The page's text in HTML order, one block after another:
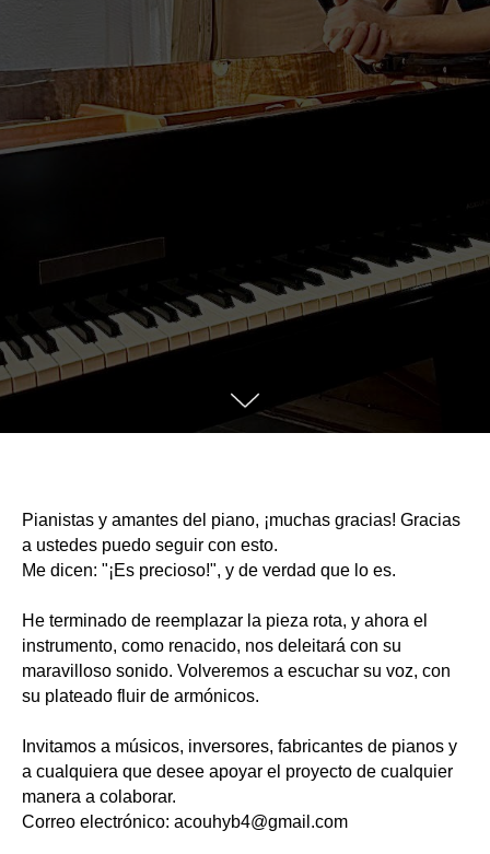
Pianistas y amantes del piano, ¡muchas gracias! Gracias
a ustedes puedo seguir con esto.
Me dicen: "¡Es precioso!", y de verdad que lo es.
He terminado de reemplazar la pieza rota, y ahora el
instrumento, como renacido, nos deleitará con su
maravilloso sonido. Volveremos a escuchar su voz, con
su plateado fluir de armónicos.
Invitamos a músicos, inversores, fabricantes de pianos y
a cualquiera que desee apoyar el proyecto de cualquier
manera a colaborar.
Correo electrónico: acouhyb4@gmail.com